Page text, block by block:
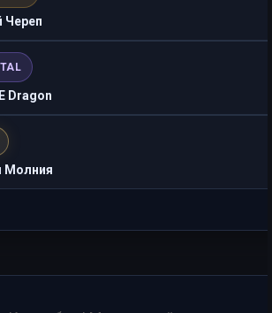
Череп
Dragon
Молния